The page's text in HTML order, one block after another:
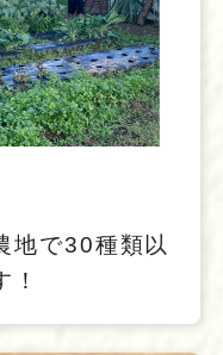
地で30種類以
！